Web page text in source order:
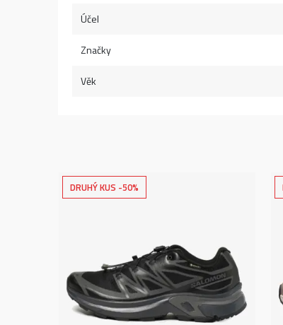
Účel
Značky
Věk
DRUHÝ KUS -50%